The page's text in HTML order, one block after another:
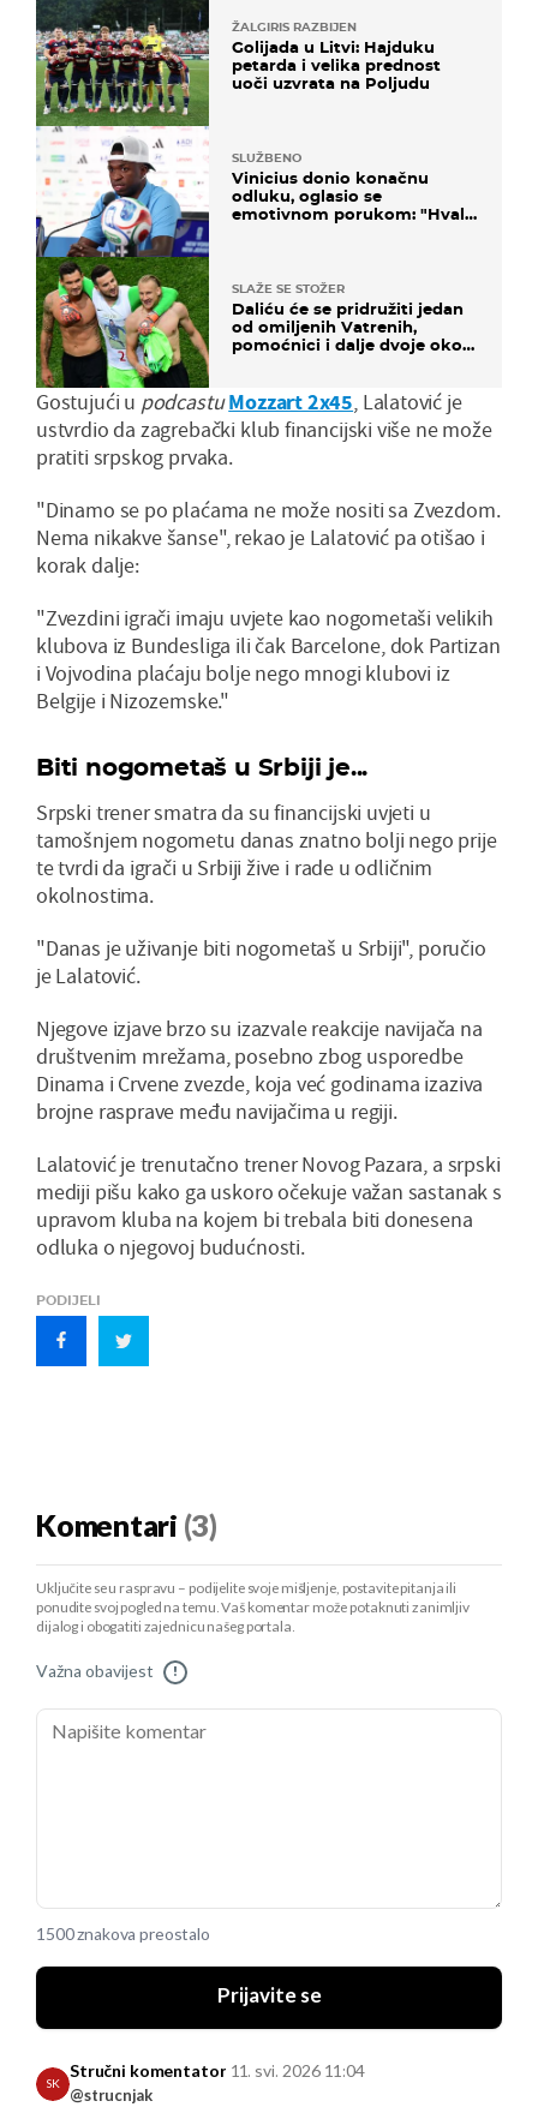
ŽALGIRIS RAZBIJEN
Golijada u Litvi: Hajduku
petarda i velika prednost
uoči uzvrata na Poljudu
SLUŽBENO
Vinicius donio konačnu
odluku, oglasio se
emotivnom porukom: "Hvala
SLAŽE SE STOŽER
Daliću će se pridružiti jedan
od omiljenih Vatrenih,
pomoćnici i dalje dvoje oko
Gostujući u podcastuMozzart 2x45, Lalatović je
ustvrdio da zagrebački klub financijski više ne može
pratiti srpskog prvaka.
"Dinamo se po plaćama ne može nositi sa Zvezdom.
Nema nikakve šanse", rekao je Lalatović pa otišao i
korak dalje:
"Zvezdini igrači imaju uvjete kao nogometaši velikih
klubova iz Bundesliga ili čak Barcelone, dok Partizan
i Vojvodina plaćaju bolje nego mnogi klubovi iz
Belgije i Nizozemske."
Biti nogometaš u Srbiji je...
Srpski trener smatra da su financijski uvjeti u
tamošnjem nogometu danas znatno bolji nego prije
te tvrdi da igrači u Srbiji žive i rade u odličnim
okolnostima.
"Danas je uživanje biti nogometaš u Srbiji", poručio
je Lalatović.
Njegove izjave brzo su izazvale reakcije navijača na
društvenim mrežama, posebno zbog usporedbe
Dinama i Crvene zvezde, koja već godinama izaziva
brojne rasprave među navijačima u regiji.
Lalatović je trenutačno trener Novog Pazara, a srpski
mediji pišu kako ga uskoro očekuje važan sastanak s
upravom kluba na kojem bi trebala biti donesena
odluka o njegovoj budućnosti.
PODIJELI
Komentari (3)
Uključite se u raspravu – podijelite svoje mišljenje, postavite pitanja ili
ponudite svoj pogled na temu. Vaš komentar može potaknuti zanimljiv
dijalog i obogatiti zajednicu našeg portala.
Važna obavijest !
1500 znakova preostalo
Prijavite se
SK
Stručni komentator
@strucnjak
11. svi. 2026 11:04